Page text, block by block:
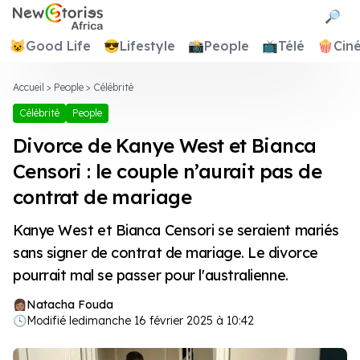
Newstories Africa
🔎
😺Good Life 😎Lifestyle 📸People 📺Télé 🍿
Accueil > People > Célébrité
Célébrité People
Divorce de Kanye West et Bianca
Censori : le couple n’aurait pas de
contrat de mariage
Kanye West et Bianca Censori se seraient mariés
sans signer de contrat de mariage. Le divorce
pourrait mal se passer pour l'australienne.
Natacha Fouda
🕓Modifié ledimanche 16 février 2025 à 10:42